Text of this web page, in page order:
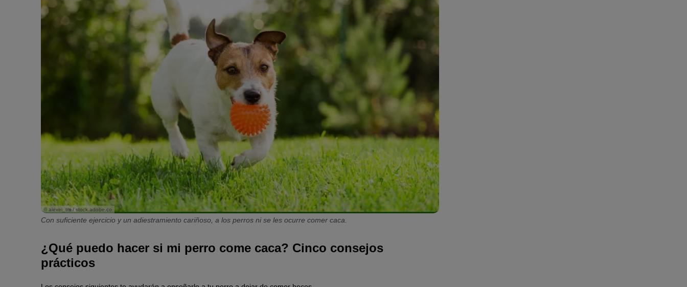
© alexei_tm / stock.adobe.co
Con suficiente ejercicio y un adiestramiento cariñoso, a los perros ni se les ocurre comer caca.
¿Qué puedo hacer si mi perro come caca? Cinco consejos
prácticos